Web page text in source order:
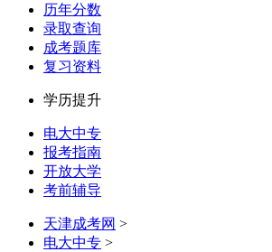
历年分数
录取查询
成考题库
复习资料
学历提升
电大中专
报考指南
开放大学
考前辅导
天津成考网 >
电大中专 >